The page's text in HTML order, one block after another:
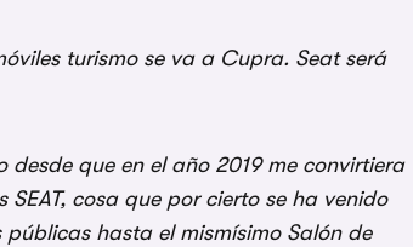
turismo se va a Cupra. Seat será
que en el año 2019 me convirtiera
cosa que por cierto se ha venido
hasta el mismísimo Salón de